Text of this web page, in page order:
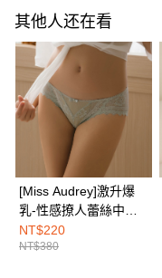
其他人还在看
[Miss Audrey]激升爆
乳-性感撩人蕾絲中腰
三角內褲-雨霧綠
NT$220
NT$380